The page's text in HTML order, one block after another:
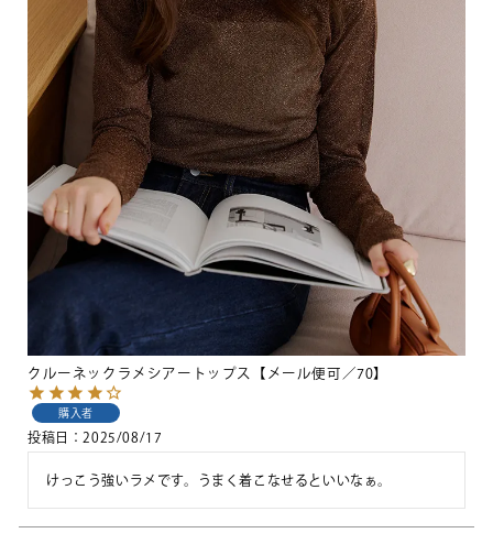
クルーネックラメシアートップス【メール便可／70】
購入者
投稿日 2025/08/17
けっこう強いラメです。うまく着こなせるといいなぁ。